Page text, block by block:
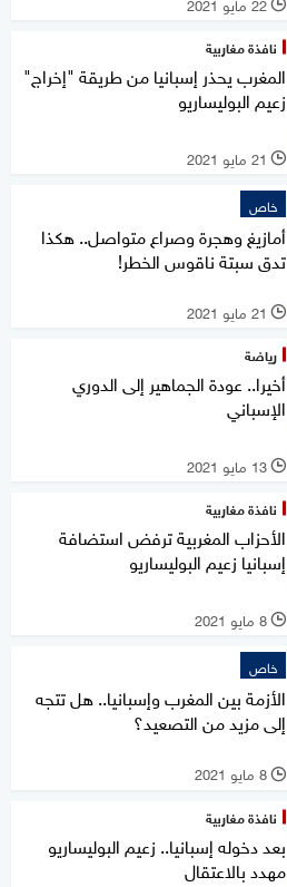
l
نافذة مغاربية
المغرب يحذر إسبانيا من طريقة "إخراج"
زعيم البوليساريو
l 21 مايو 2021
خاص
أمازيغ وهجرة وصراع متواصل.. هكذا
تدق سبتة ناقوس الخطر!
l 21 مايو 2021
رياضة
أخيرا.. عودة الجماهير إلى الدوري
الإسباني
l 13 مايو 2021
نافذة مغاربية
الأحزاب المغربية ترفض استضافة
إسبانيا زعيم البوليساريو
l 8 مايو 2021
خاص
الأزمة بين المغرب وإسبانيا.. هل تتجه
إلى مزيد من التصعيد؟
l 8 مايو 2021
نافذة مغاربية
بعد دخوله إسبانيا.. زعيم البوليساريو
مهدد بالاعتقال